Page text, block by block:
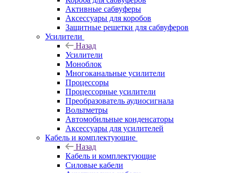
Активные сабвуферы
Аксессуары для коробов
Защитные решетки для сабвуферов
Усилители
Назад
Усилители
Моноблок
Многоканальные усилители
Процессоры
Процессорные усилители
Преобразователь аудиосигнала
Вольтметры
Автомобильные конденсаторы
Аксессуары для усилителей
Кабель и комплектующие
Назад
Кабель и комплектующие
Силовые кабели